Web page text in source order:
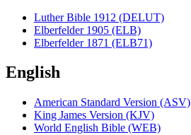
Luther Bible 1912 (DELUT)
Elberfelder 1905 (ELB)
Elberfelder 1871 (ELB71)
English
American Standard Version (ASV)
King James Version (KJV)
World English Bible (WEB)